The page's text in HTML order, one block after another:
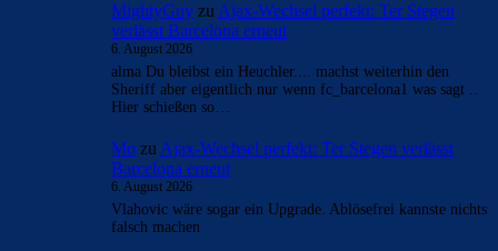
MightyGuy zu Ajax-Wechsel perfekt: Ter Stegen
verlässt Barcelona erneut
6. August 2026
alma Du bleibst ein Heuchler.... machst weiterhin den
Sheriff aber eigentlich nur wenn fc_barcelona1 was sagt ..
Hier schießen so…
Mo zu Ajax-Wechsel perfekt: Ter Stegen verlässt
Barcelona erneut
6. August 2026
Vlahovic wäre sogar ein Upgrade. Ablösefrei kannste nichts
falsch machen